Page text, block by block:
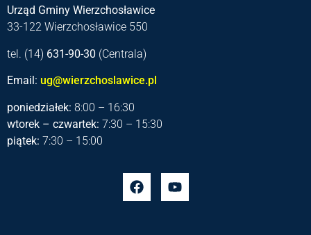
Urząd Gminy Wierzchosławice
33-122 Wierzchosławice 550
tel. (14) 631-90-30 (Centrala)
Email: ug@wierzchoslawice.pl
poniedziałek: 8:00 – 16:30
wtorek – czwartek: 7:30 – 15:30
piątek: 7:30 – 15:00